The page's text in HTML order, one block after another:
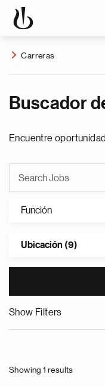
Carreras
Buscador
Encuentre
Función
Ubicación (9)
Show Filters
Showing 1 results